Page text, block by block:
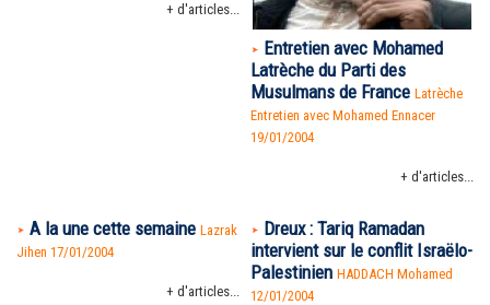
+ d'articles...
Entretien avec Mohamed
Latrèche du Parti des
Musulmans de France Latrèche
Entretien avec Mohamed Ennacer
19/01/2004
+ d'articles...
A la une cette semaine Lazrak
Jihen 17/01/2004
+ d'articles...
Dreux : Tariq Ramadan
intervient sur le conflit Israëlo-
Palestinien HADDACH Mohamed
12/01/2004